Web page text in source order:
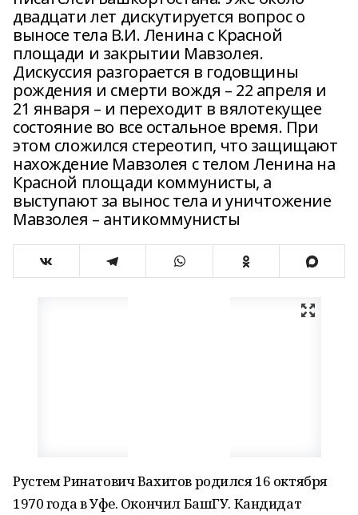
двадцати лет дискутируется вопрос о
выносе тела В.И. Ленина с Красной
площади и закрытии Мавзолея.
Дискуссия разгорается в годовщины
рождения и смерти вождя – 22 апреля и
21 января – и переходит в вялотекущее
состояние во все остальное время. При
этом сложился стереотип, что защищают
нахождение Мавзолея с телом Ленина на
Красной площади коммунисты, а
выступают за вынос тела и уничтожение
Мавзолея – антикоммунисты
Рустем Ринатович Вахитов родился 16 октября
1970 года в Уфе. Окончил БашГУ. Кандидат